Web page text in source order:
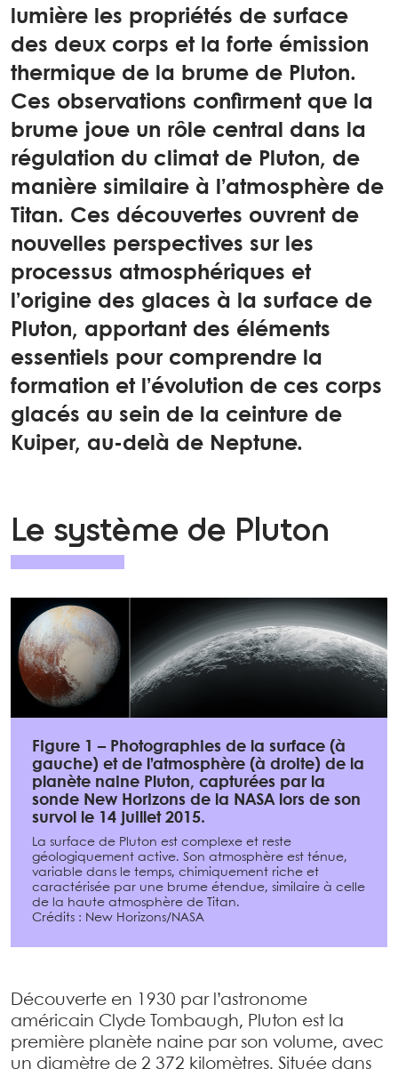
lumière les propriétés de surface
des deux corps et la forte émission
thermique de la brume de Pluton.
Ces observations confirment que la
brume joue un rôle central dans la
régulation du climat de Pluton, de
manière similaire à l’atmosphère de
Titan. Ces découvertes ouvrent de
nouvelles perspectives sur les
processus atmosphériques et
l’origine des glaces à la surface de
Pluton, apportant des éléments
essentiels pour comprendre la
formation et l’évolution de ces corps
glacés au sein de la ceinture de
Kuiper, au-delà de Neptune.
Le système de Pluton
Figure 1 – Photographies de la surface (à
gauche) et de l’atmosphère (à droite) de la
planète naine Pluton, capturées par la
sonde New Horizons de la NASA lors de son
survol le 14 juillet 2015.
La surface de Pluton est complexe et reste
géologiquement active. Son atmosphère est ténue,
variable dans le temps, chimiquement riche et
caractérisée par une brume étendue, similaire à celle
de la haute atmosphère de Titan.
Crédits : New Horizons/NASA
Découverte en 1930 par l’astronome
américain Clyde Tombaugh, Pluton est la
première planète naine par son volume, avec
un diamètre de 2 372 kilomètres. Située dans